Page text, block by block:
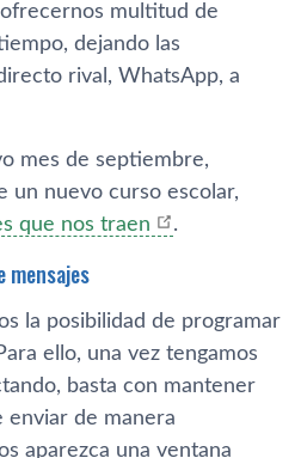
multitud de
dejando las
rival, WhatsApp, a
mes de septiembre,
un nuevo curso escolar,
que nos traen
.
mensajes
la posibilidad de programar
ello, una vez tengamos
basta con mantener
enviar de manera
aparezca una ventana